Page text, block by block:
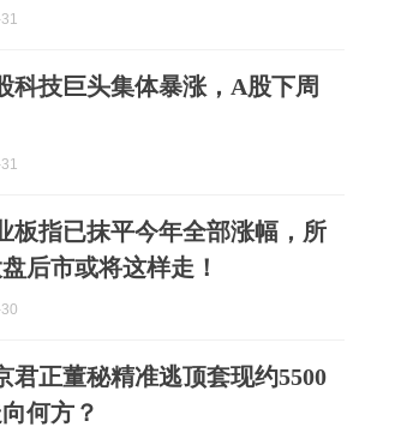
科技巨头集体暴涨，A股下周
板指已抹平今年全部涨幅，所
后市或将这样走！
君正董秘精准逃顶套现约5500
何方？